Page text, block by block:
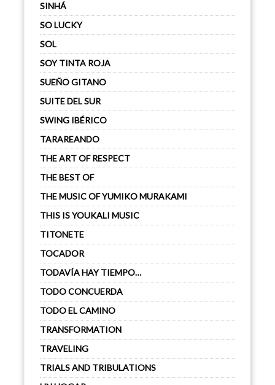
SINHÁ
SO LUCKY
SOL
SOY TINTA ROJA
SUEÑO GITANO
SUITE DEL SUR
SWING IBÉRICO
TARAREANDO
THE ART OF RESPECT
THE BEST OF
THE MUSIC OF YUMIKO MURAKAMI
THIS IS YOUKALI MUSIC
TITONETE
TOCADOR
TODAVÍA HAY TIEMPO…
TODO CONCUERDA
TODO EL CAMINO
TRANSFORMATION
TRAVELING
TRIALS AND TRIBULATIONS